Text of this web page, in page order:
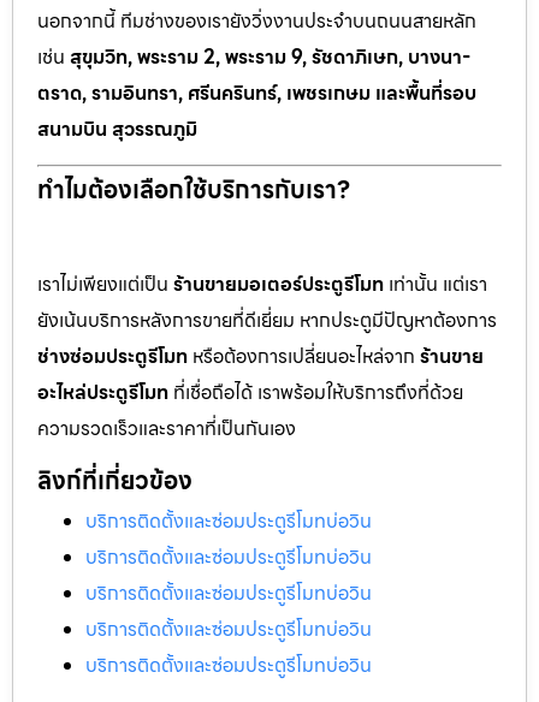
นอกจากนี้ ทีมช่างของเรายังวิ่งงานประจำบนถนนสายหลัก
เช่น สุขุมวิท, พระราม 2, พระราม 9, รัชดาภิเษก, บางนา-
ตราด, รามอินทรา, ศรีนครินทร์, เพชรเกษม และพื้นที่รอบ
สนามบิน สุวรรณภูมิ
ทำไมต้องเลือกใช้บริการกับเรา?
เราไม่เพียงแต่เป็น ร้านขายมอเตอร์ประตูรีโมท เท่านั้น แต่เรา
ยังเน้นบริการหลังการขายที่ดีเยี่ยม หากประตูมีปัญหาต้องการ
ช่างซ่อมประตูรีโมท หรือต้องการเปลี่ยนอะไหล่จาก ร้านขาย
อะไหล่ประตูรีโมท ที่เชื่อถือได้ เราพร้อมให้บริการถึงที่ด้วย
ความรวดเร็วและราคาที่เป็นกันเอง
ลิงก์ที่เกี่ยวข้อง
บริการติดตั้งและซ่อมประตูรีโมทบ่อวิน
บริการติดตั้งและซ่อมประตูรีโมทบ่อวิน
บริการติดตั้งและซ่อมประตูรีโมทบ่อวิน
บริการติดตั้งและซ่อมประตูรีโมทบ่อวิน
บริการติดตั้งและซ่อมประตูรีโมทบ่อวิน